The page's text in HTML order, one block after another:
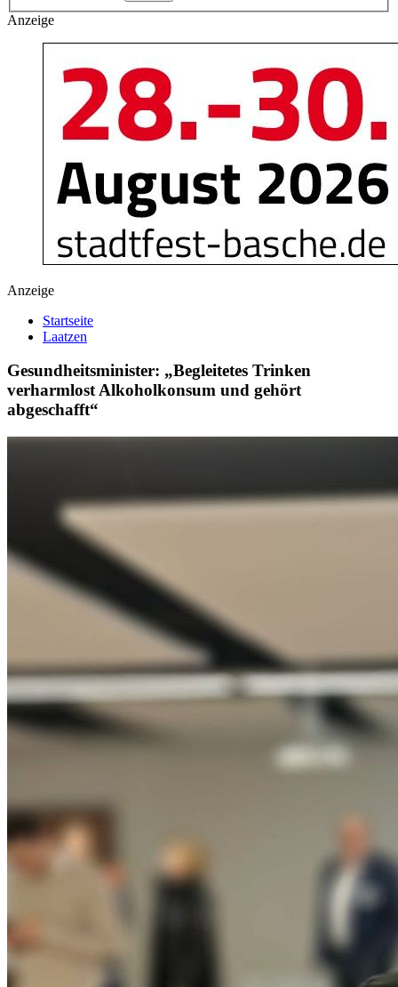
Anzeige
Anzeige
Startseite
Laatzen
Gesundheitsminister: „Begleitetes Trinken
verharmlost Alkoholkonsum und gehört
abgeschafft“